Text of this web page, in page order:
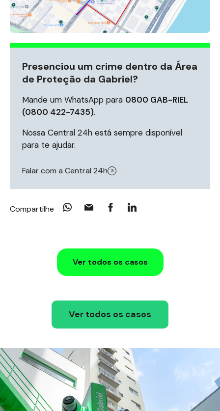
Presenciou um crime dentro da Área
de Proteção da Gabriel?
Mande um WhatsApp para 0800 GAB-RIEL
(0800 422-7435).
Nossa Central 24h está sempre disponível
para te ajudar.
Falar com a Central 24h
Compartilhe
Ver todos os casos
Ver todos os casos